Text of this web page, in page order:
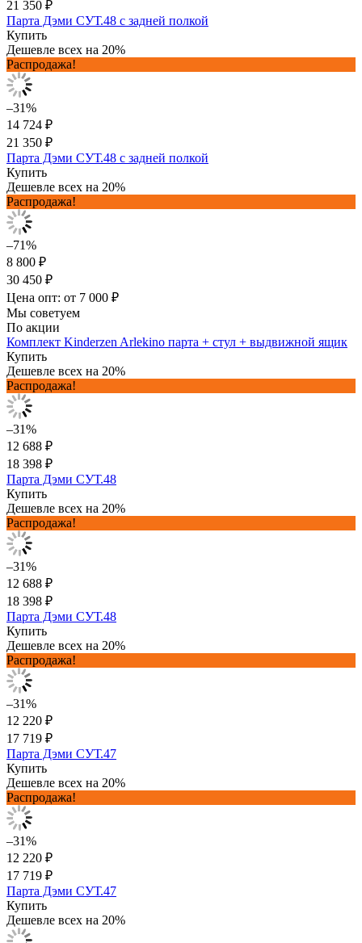
21 350 ₽
Парта Дэми СУТ.48 с задней полкой
Купить
Дешевле всех на 20%
Распродажа!
–31%
14 724 ₽
21 350 ₽
Парта Дэми СУТ.48 с задней полкой
Купить
Дешевле всех на 20%
Распродажа!
–71%
8 800 ₽
30 450 ₽
Цена опт: от 7 000 ₽
Мы советуем
По акции
Комплект Kinderzen Arlekino парта + стул + выдвижной ящик
Купить
Дешевле всех на 20%
Распродажа!
–31%
12 688 ₽
18 398 ₽
Парта Дэми СУТ.48
Купить
Дешевле всех на 20%
Распродажа!
–31%
12 688 ₽
18 398 ₽
Парта Дэми СУТ.48
Купить
Дешевле всех на 20%
Распродажа!
–31%
12 220 ₽
17 719 ₽
Парта Дэми СУТ.47
Купить
Дешевле всех на 20%
Распродажа!
–31%
12 220 ₽
17 719 ₽
Парта Дэми СУТ.47
Купить
Дешевле всех на 20%